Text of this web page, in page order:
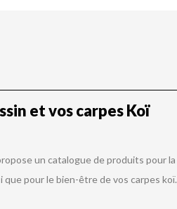
et vos carpes Koï
un catalogue de produits pour la
pour le bien-être de vos carpes koï.